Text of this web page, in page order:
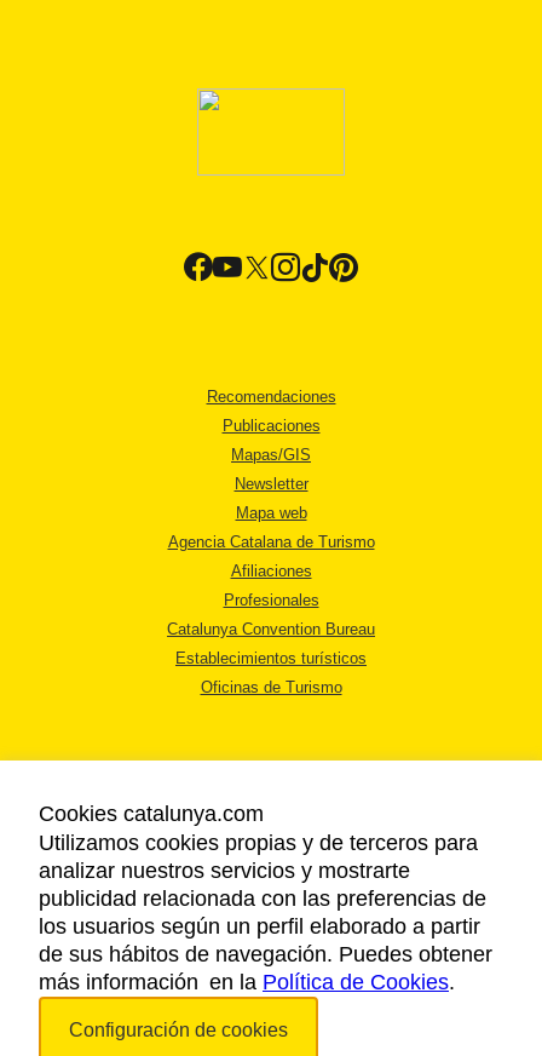
Recomendaciones
Publicaciones
Mapas/GIS
Newsletter
Mapa web
Agencia Catalana de Turismo
Afiliaciones
Profesionales
Catalunya Convention Bureau
Establecimientos turísticos
Oficinas de Turismo
AVISO LEGAL
POLÍTICA DE PRIVACIDAD
COOKIES
ACCESSIBILIDAD
Copyright © 2026. Agencia Catalana de Turismo. Todos los derechos
Cookies catalunya.com
Utilizamos cookies propias y de terceros para
analizar nuestros servicios y mostrarte
publicidad relacionada con las preferencias de
los usuarios según un perfil elaborado a partir
de sus hábitos de navegación. Puedes obtener
más información en la Política de Cookies.
Configuración de cookies